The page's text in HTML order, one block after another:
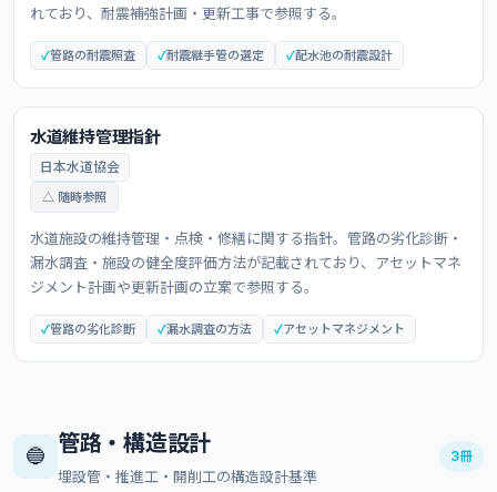
れており、耐震補強計画・更新工事で参照する。
管路の耐震照査 耐震継手管の選定 配水池の耐震設計
水道維持管理指針
日本水道協会
△ 随時参照
水道施設の維持管理・点検・修繕に関する指針。管路の劣化診断・
漏水調査・施設の健全度評価方法が記載されており、アセットマネ
ジメント計画や更新計画の立案で参照する。
管路の劣化診断 漏水調査の方法 アセットマネジメント
🔵 管路・構造設計
埋設管・推進工・開削工の構造設計基準
3冊